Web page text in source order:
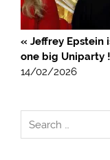
« Jeffrey Epstein
one big Uniparty !
14/02/2026